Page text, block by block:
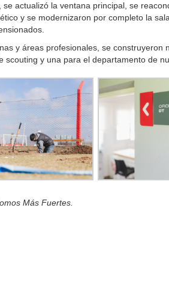
actualizó la ventana principal, se
y se modernizaron por completo la
y áreas profesionales, se construyeron
scouting y una para el departamento de
Más Fuertes.